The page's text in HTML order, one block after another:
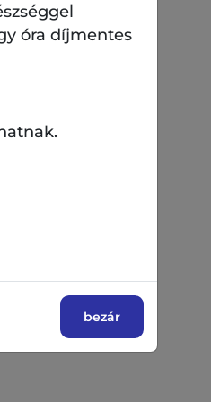
óra díjmentes
bezár